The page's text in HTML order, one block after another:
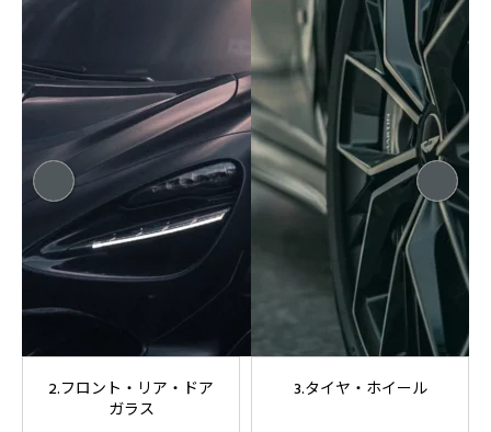
2.フロント・リア・ドア
ガラス
3.タイヤ・ホイール